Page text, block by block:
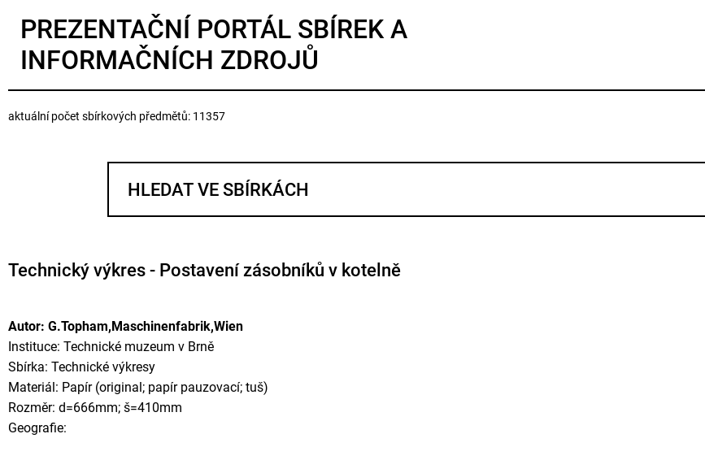
PREZENTAČNÍ PORTÁL SBÍREK A
INFORMAČNÍCH ZDROJŮ
aktuální počet sbírkových předmětů: 11357
Technický výkres - Postavení zásobníků v kotelně
Autor: G.Topham,Maschinenfabrik,Wien
Instituce: Technické muzeum v Brně
Sbírka: Technické výkresy
Materiál: Papír (original; papír pauzovací; tuš)
Rozměr: d=666mm; š=410mm
Geografie: